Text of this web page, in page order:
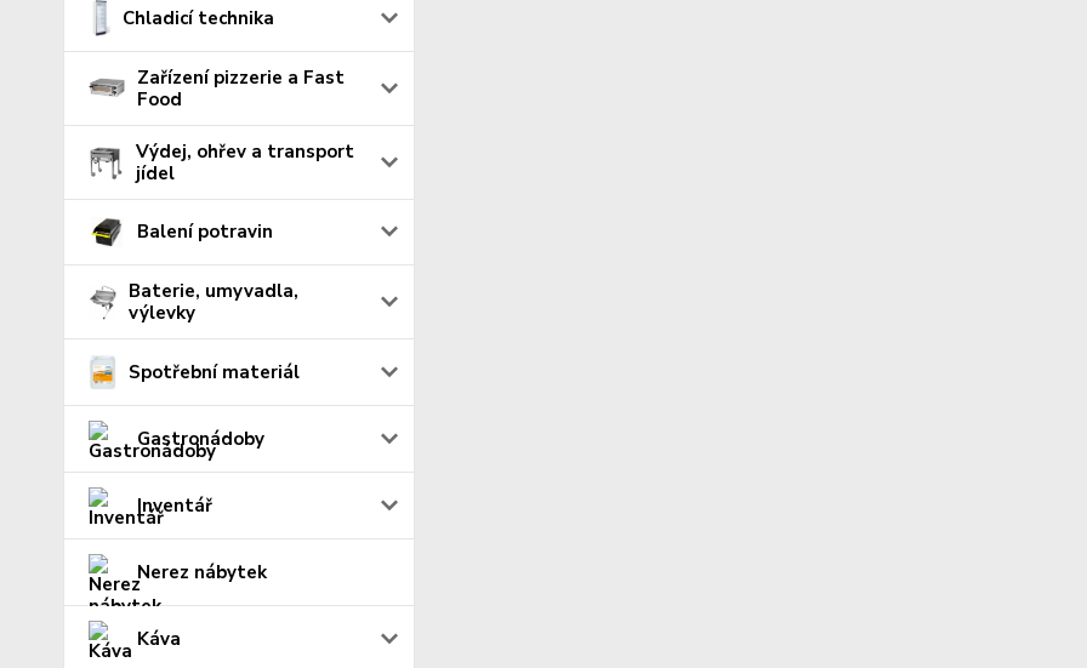
Chladicí technika
Zařízení pizzerie a Fast
Food
Výdej, ohřev a transport
jídel
Balení potravin
Baterie, umyvadla,
výlevky
Spotřební materiál
Gastronádoby
Inventář
Nerez nábytek
Káva